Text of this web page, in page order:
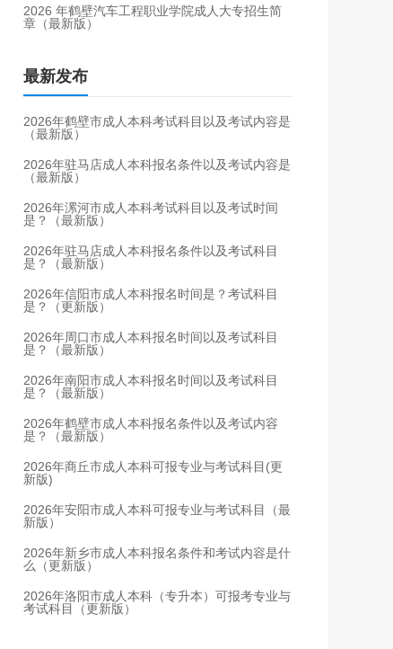
2026 年鹤壁汽车工程职业学院成人大专招生简
章（最新版）
最新发布
2026年鹤壁市成人本科考试科目以及考试内容是
（最新版）
2026年驻马店成人本科报名条件以及考试内容是
（最新版）
2026年漯河市成人本科考试科目以及考试时间
是？（最新版）
2026年驻马店成人本科报名条件以及考试科目
是？（最新版）
2026年信阳市成人本科报名时间是？考试科目
是？（更新版）
2026年周口市成人本科报名时间以及考试科目
是？（最新版）
2026年南阳市成人本科报名时间以及考试科目
是？（最新版）
2026年鹤壁市成人本科报名条件以及考试内容
是？（最新版）
2026年商丘市成人本科可报专业与考试科目(更
新版)
2026年安阳市成人本科可报专业与考试科目（最
新版）
2026年新乡市成人本科报名条件和考试内容是什
么（更新版）
2026年洛阳市成人本科（专升本）可报考专业与
考试科目（更新版）